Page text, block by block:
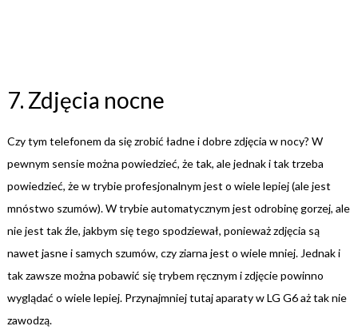
7. Zdjęcia nocne
Czy tym telefonem da się zrobić ładne i dobre zdjęcia w nocy? W
pewnym sensie można powiedzieć, że tak, ale jednak i tak trzeba
powiedzieć, że w trybie profesjonalnym jest o wiele lepiej (ale jest
mnóstwo szumów). W trybie automatycznym jest odrobinę gorzej, ale
nie jest tak źle, jakbym się tego spodziewał, ponieważ zdjęcia są
nawet jasne i samych szumów, czy ziarna jest o wiele mniej. Jednak i
tak zawsze można pobawić się trybem ręcznym i zdjęcie powinno
wyglądać o wiele lepiej. Przynajmniej tutaj aparaty w LG G6 aż tak nie
zawodzą.